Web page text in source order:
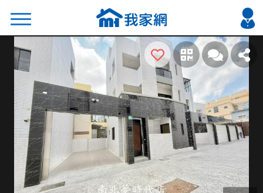
搜尋
熱門關鍵字
2026 台北降價好屋限量釋出
2026 新北降價好屋限量釋出
2026 台中降價好屋限量釋出
2026 台南降價好屋限量釋出
2026 高雄降價好屋限量釋出